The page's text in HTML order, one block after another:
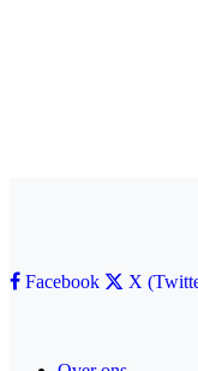
Facebook X